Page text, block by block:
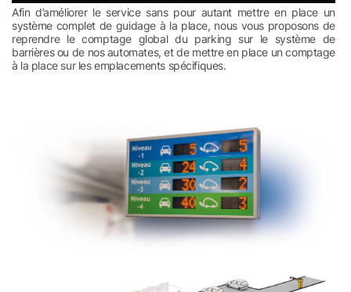
Afin d’améliorer le service sans pour autant mettre en place un
système complet de guidage à la place, nous vous proposons de
reprendre le comptage global du parking sur le système de
barrières ou de nos automates, et de mettre en place un comptage
à la place sur les emplacements spécifiques.